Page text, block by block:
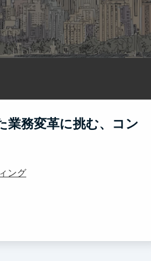
業務変革に挑む、コン
ング